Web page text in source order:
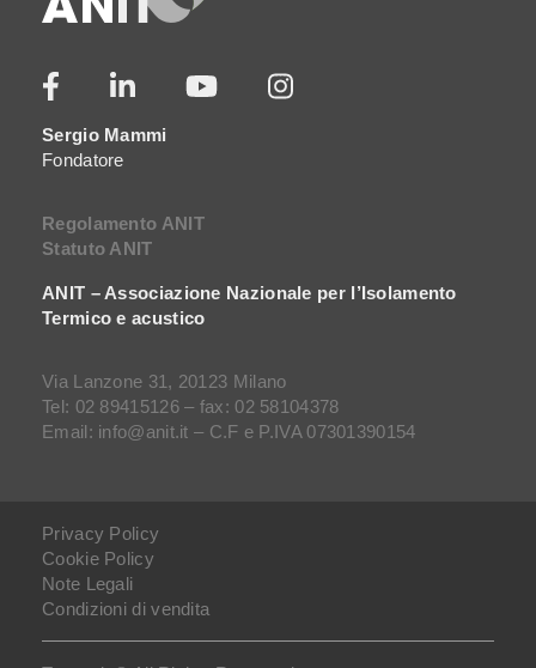
Sergio Mammi
Fondatore
Regolamento ANIT
Statuto ANIT
ANIT – Associazione Nazionale per l’Isolamento
Termico e acustico
Via Lanzone 31, 20123 Milano
Tel: 02 89415126 – fax: 02 58104378
Email: info@anit.it – C.F e P.IVA 07301390154
Privacy Policy
Cookie Policy
Note Legali
Condizioni di vendita